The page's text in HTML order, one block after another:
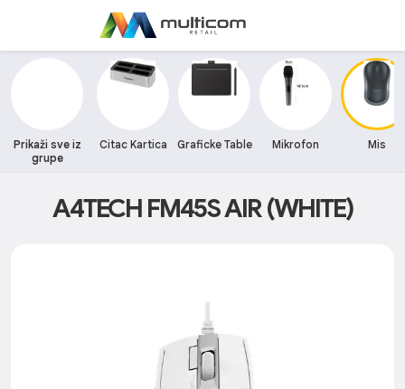
Prikaži sve iz
grupe
Citac Kartica Graficke Table Mikrofon Mis
A4TECH FM45S AIR (WHITE)